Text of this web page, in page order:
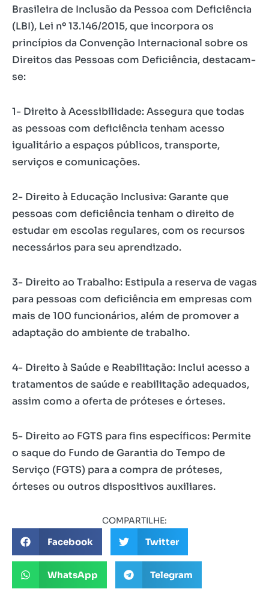
Brasileira de Inclusão da Pessoa com Deficiência
(LBI), Lei nº 13.146/2015, que incorpora os
princípios da Convenção Internacional sobre os
Direitos das Pessoas com Deficiência, destacam-
se:
1- Direito à Acessibilidade: Assegura que todas
as pessoas com deficiência tenham acesso
igualitário a espaços públicos, transporte,
serviços e comunicações.
2- Direito à Educação Inclusiva: Garante que
pessoas com deficiência tenham o direito de
estudar em escolas regulares, com os recursos
necessários para seu aprendizado.
3- Direito ao Trabalho: Estipula a reserva de vagas
para pessoas com deficiência em empresas com
mais de 100 funcionários, além de promover a
adaptação do ambiente de trabalho.
4- Direito à Saúde e Reabilitação: Inclui acesso a
tratamentos de saúde e reabilitação adequados,
assim como a oferta de próteses e órteses.
5- Direito ao FGTS para fins específicos: Permite
o saque do Fundo de Garantia do Tempo de
Serviço (FGTS) para a compra de próteses,
órteses ou outros dispositivos auxiliares.
COMPARTILHE:
Facebook Twitter
WhatsApp Telegram